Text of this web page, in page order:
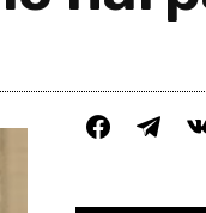
facebooktelegram